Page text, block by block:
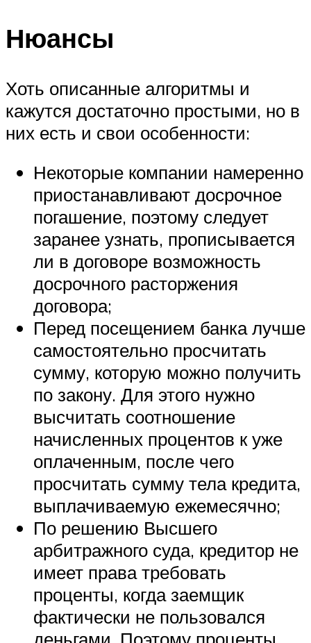
Нюансы
Хоть описанные алгоритмы и
кажутся достаточно простыми, но в
них есть и свои особенности:
Некоторые компании намеренно
приостанавливают досрочное
погашение, поэтому следует
заранее узнать, прописывается
ли в договоре возможность
досрочного расторжения
договора;
Перед посещением банка лучше
самостоятельно просчитать
сумму, которую можно получить
по закону. Для этого нужно
высчитать соотношение
начисленных процентов к уже
оплаченным, после чего
просчитать сумму тела кредита,
выплачиваемую ежемесячно;
По решению Высшего
арбитражного суда, кредитор не
имеет права требовать
проценты, когда заемщик
фактически не пользовался